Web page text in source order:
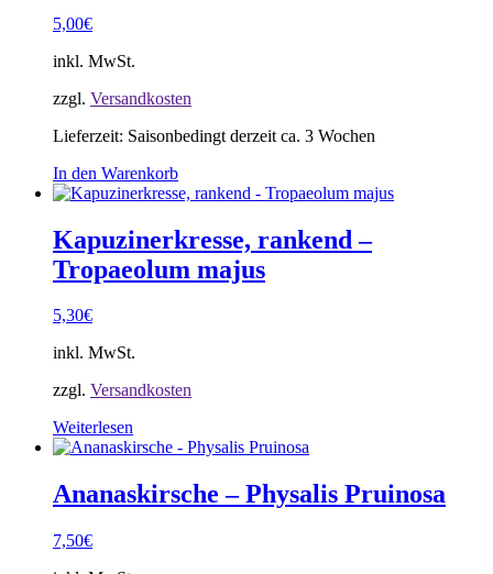
5,00€
inkl. MwSt.
zzgl. Versandkosten
Lieferzeit: Saisonbedingt derzeit ca. 3 Wochen
In den Warenkorb
Kapuzinerkresse, rankend –
Tropaeolum majus
5,30€
inkl. MwSt.
zzgl. Versandkosten
Weiterlesen
Ananaskirsche – Physalis Pruinosa
7,50€